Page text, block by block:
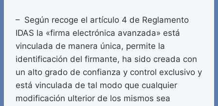
– Según recoge el artículo 4 de Reglamento
IDAS la «firma electrónica avanzada» está
vinculada de manera única, permite la
identificación del firmante, ha sido creada con
un alto grado de confianza y control exclusivo y
está vinculada de tal modo que cualquier
modificación ulterior de los mismos sea